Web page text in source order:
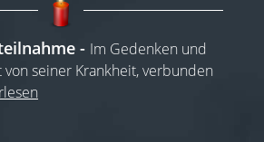
Im Gedenken und
seiner Krankheit, verbunden